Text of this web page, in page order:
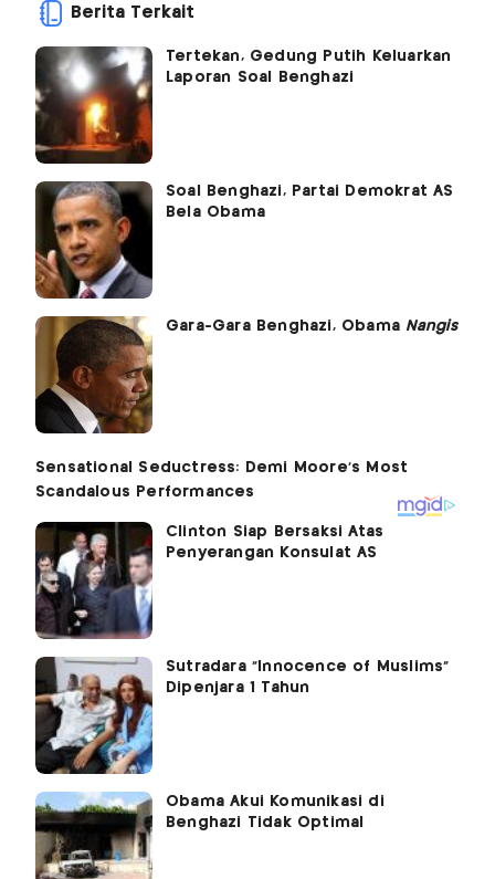
Berita Terkait
Tertekan, Gedung Putih Keluarkan
Laporan Soal Benghazi
Soal Benghazi, Partai Demokrat AS
Bela Obama
Gara-Gara Benghazi, Obama Nangis
Clinton Siap Bersaksi Atas
Penyerangan Konsulat AS
Sutradara "Innocence of Muslims"
Dipenjara 1 Tahun
Obama Akui Komunikasi di
Benghazi Tidak Optimal